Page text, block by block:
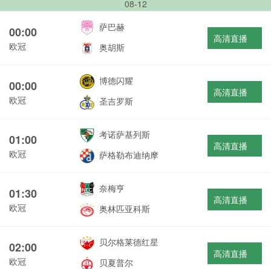
08-12
00:00
欧冠
萨巴赫
奥胡斯
高清直播
00:00
欧冠
博德闪耀
圣吉罗斯
高清直播
01:00
欧冠
考诺萨基列斯
萨格勒布迪纳摩
高清直播
01:30
欧冠
奈梅亨
奥林匹亚科斯
高清直播
02:00
欧冠
贝尔格莱德红星
贝夏普尔
高清直播